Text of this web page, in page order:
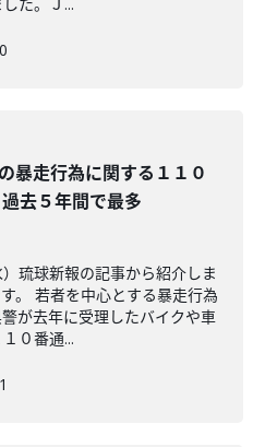
暴走行為に関する１１０
去５年間で最多
琉球新報の記事から紹介しま
。 若者を中心とする暴走行為
が去年に受理したバイクや車
０番通...